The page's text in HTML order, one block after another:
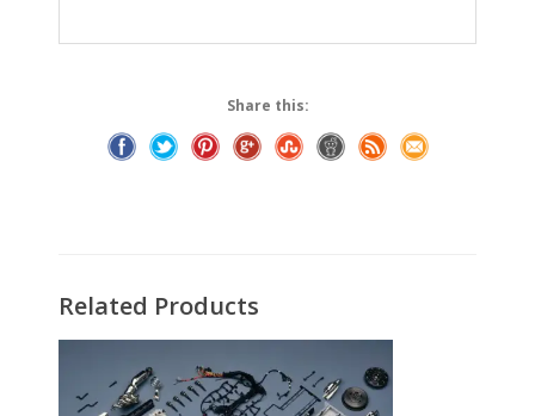
Share this:
Related Products